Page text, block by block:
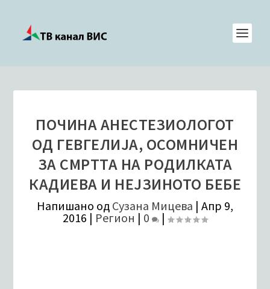
ПОЧИНА АНЕСТЕЗИОЛОГОТ
ОД ГЕВГЕЛИЈА, ОСОМНИЧЕН
ЗА СМРТТА НА РОДИЛКАТА
КАДИЕВА И НЕЈЗИНОТО БЕБЕ
Напишано од Сузана Мицева | Апр 9,
2016 | Регион | 0 |